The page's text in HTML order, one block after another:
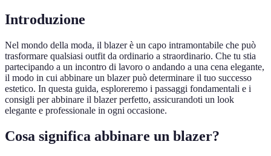
Introduzione
Nel mondo della moda, il blazer è un capo intramontabile che può
trasformare qualsiasi outfit da ordinario a straordinario. Che tu stia
partecipando a un incontro di lavoro o andando a una cena elegante,
il modo in cui abbinare un blazer può determinare il tuo successo
estetico. In questa guida, esploreremo i passaggi fondamentali e i
consigli per abbinare il blazer perfetto, assicurandoti un look
elegante e professionale in ogni occasione.
Cosa significa abbinare un blazer?